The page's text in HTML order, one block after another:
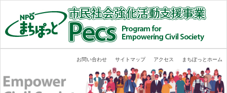
ス
キ
す
まちぽっと市民社会強化活動支援事業
お問い合わせ サイトマップ アクセス まちぽっとホーム